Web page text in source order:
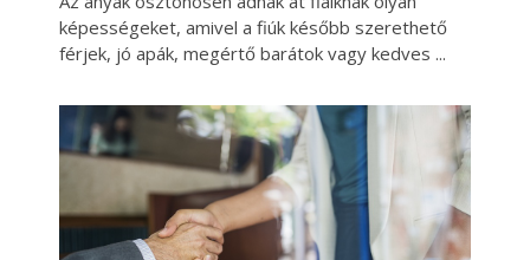
képességeket, amivel a fiúk később szerethető
férjek, jó apák, megértő barátok vagy kedves